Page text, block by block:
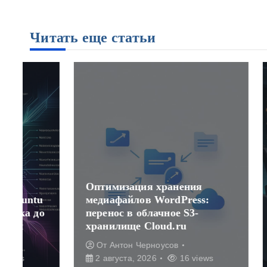
Читать еще статьи
Оптимизация хранения
медиафайлов WordPress:
перенос в облачное S3-
хранилище Cloud.ru
От
Антон Черноусов
2 августа, 2026
16 views
2